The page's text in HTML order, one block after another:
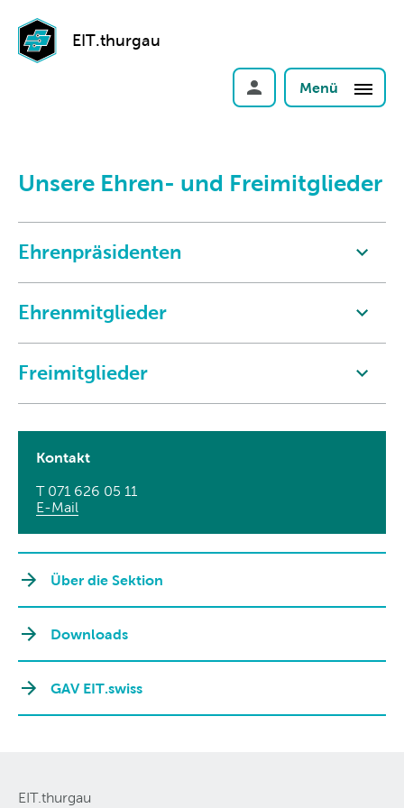
EIT.thurgau
Menü
Unsere Ehren- und Freimitglieder
Ehrenpräsidenten
Ehrenmitglieder
Freimitglieder
Kontakt
T 071 626 05 11
E-Mail
Über die Sektion
Downloads
GAV EIT.swiss
EIT.thurgau